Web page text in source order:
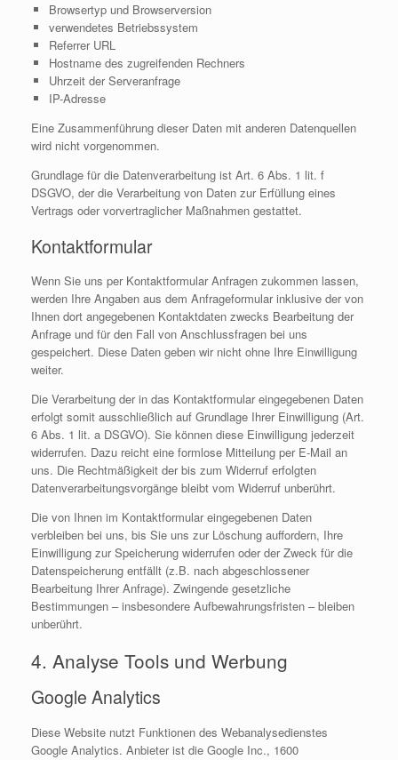
Browsertyp und Browserversion
verwendetes Betriebssystem
Referrer URL
Hostname des zugreifenden Rechners
Uhrzeit der Serveranfrage
IP-Adresse
Eine Zusammenführung dieser Daten mit anderen Datenquellen
wird nicht vorgenommen.
Grundlage für die Datenverarbeitung ist Art. 6 Abs. 1 lit. f
DSGVO, der die Verarbeitung von Daten zur Erfüllung eines
Vertrags oder vorvertraglicher Maßnahmen gestattet.
Kontaktformular
Wenn Sie uns per Kontaktformular Anfragen zukommen lassen,
werden Ihre Angaben aus dem Anfrageformular inklusive der von
Ihnen dort angegebenen Kontaktdaten zwecks Bearbeitung der
Anfrage und für den Fall von Anschlussfragen bei uns
gespeichert. Diese Daten geben wir nicht ohne Ihre Einwilligung
weiter.
Die Verarbeitung der in das Kontaktformular eingegebenen Daten
erfolgt somit ausschließlich auf Grundlage Ihrer Einwilligung (Art.
6 Abs. 1 lit. a DSGVO). Sie können diese Einwilligung jederzeit
widerrufen. Dazu reicht eine formlose Mitteilung per E-Mail an
uns. Die Rechtmäßigkeit der bis zum Widerruf erfolgten
Datenverarbeitungsvorgänge bleibt vom Widerruf unberührt.
Die von Ihnen im Kontaktformular eingegebenen Daten
verbleiben bei uns, bis Sie uns zur Löschung auffordern, Ihre
Einwilligung zur Speicherung widerrufen oder der Zweck für die
Datenspeicherung entfällt (z.B. nach abgeschlossener
Bearbeitung Ihrer Anfrage). Zwingende gesetzliche
Bestimmungen – insbesondere Aufbewahrungsfristen – bleiben
unberührt.
4. Analyse Tools und Werbung
Google Analytics
Diese Website nutzt Funktionen des Webanalysedienstes
Google Analytics. Anbieter ist die Google Inc., 1600